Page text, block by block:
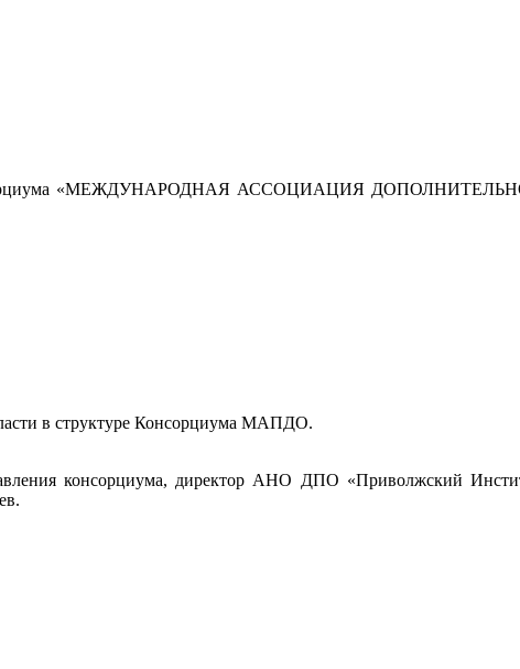
Консорциума «МЕЖДУНАРОДНАЯ АССОЦИАЦИЯ
в структуре Консорциума МАПДО.
консорциума, директор АНО ДПО «Приволжский